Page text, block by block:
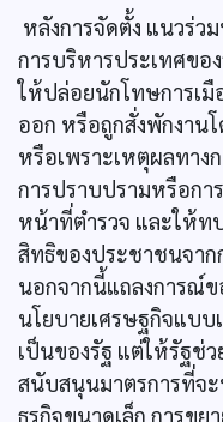
หลังการจัดตั้ง แนวร่ว
การบริหารประเทศขอ
ให้ปล่อยนักโทษการเมื
ออก หรือถูกสั่งพักงาน
หรือเพราะเหตุผลทาง
การปราบปรามหรือกา
หน้าที่ตำรวจ และให้
สิทธิของประชาชนจาก
นอกจากนี้แถลงการณ์
นโยบายเศรษฐกิจแบบ
เป็นของรัฐ แต่ให้รัฐช่
สนับสนุนมาตรการที่จ
ธุรกิจขนาดเล็ก การขย